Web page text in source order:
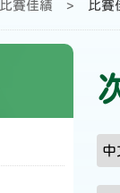
比賽佳績 > 比賽
中